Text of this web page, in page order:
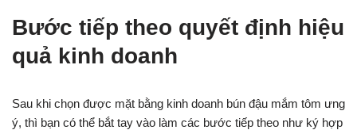
Bước tiếp theo quyết định hiệu
quả kinh doanh
Sau khi chọn được mặt bằng kinh doanh bún đậu mắm tôm ưng
ý, thì bạn có thể bắt tay vào làm các bước tiếp theo như ký hợp